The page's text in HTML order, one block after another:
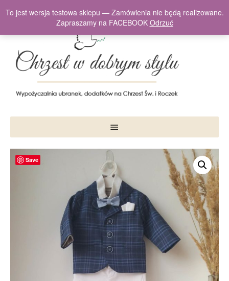
Save
To jest wersja testowa sklepu — Zamówienia nie będą realizowane.
Zapraszamy na FACEBOOK Odrzuć